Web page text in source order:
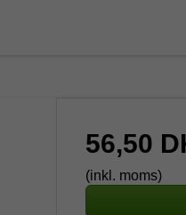
56,50
(inkl. moms)